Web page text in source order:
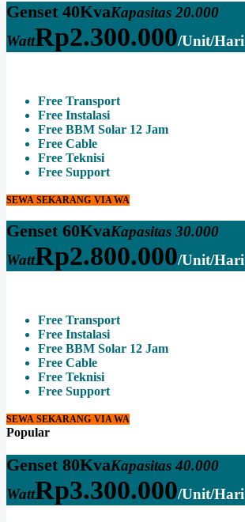
Genset 40KvaKapasitas 20.000
WattRp2.300.000/Unit/Hari
Free Transport
Free Instalasi
Free BBM Solar 12 Jam
Free Cable
Free Teknisi
Free Support
SEWA SEKARANG VIA WA
Genset 60KvaKapasitas 30.000
WattRp2.800.000/Unit/Hari
Free Transport
Free Instalasi
Free BBM Solar 12 Jam
Free Cable
Free Teknisi
Free Support
SEWA SEKARANG VIA WA
Popular
Genset 80KvaKapasitas 40.000
WattRp3.300.000/Unit/Hari